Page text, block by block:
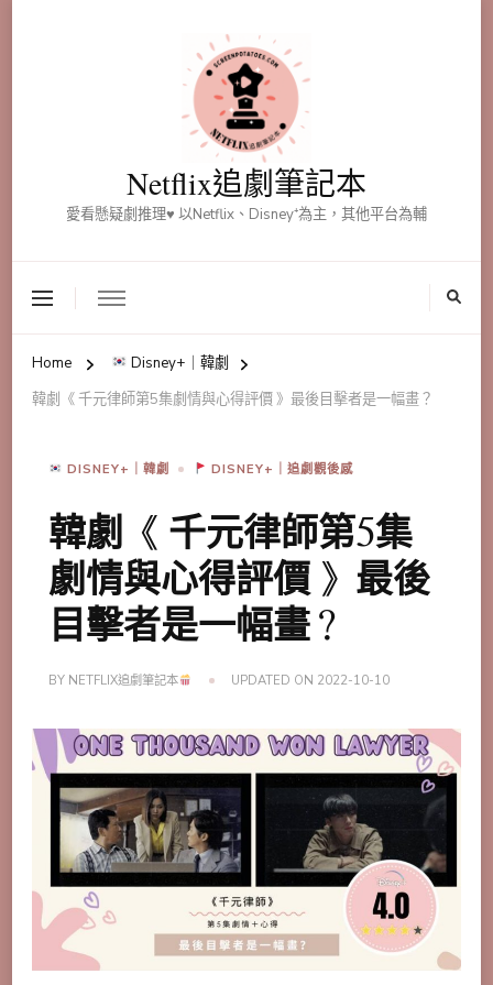
Netflix追劇筆記本
愛看懸疑劇推理♥ 以Netflix、Disney⁺為主，其他平台為輔
Home
Disney+｜韓劇
韓劇《 千元律師第5集劇情與心得評價 》最後目擊者是一幅畫？
DISNEY+｜韓劇 DISNEY+｜追劇觀後感
韓劇《 千元律師第5集
劇情與心得評價 》最後
目擊者是一幅畫？
BY NETFLIX追劇筆記本 UPDATED ON 2022-10-10